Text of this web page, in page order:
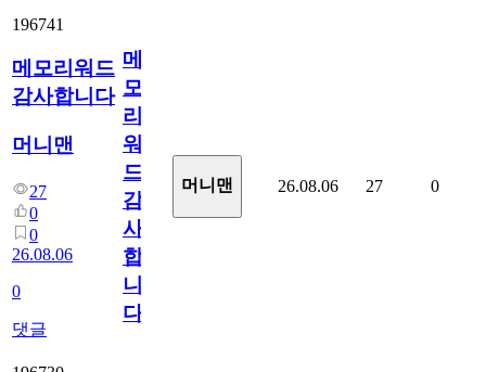
196741
메모리워드
감사합니다
머니맨
27
0
0
26.08.06
0
댓글
메
모
리
워
드
감
사
합
니
다
머니맨 26.08.06 27 0